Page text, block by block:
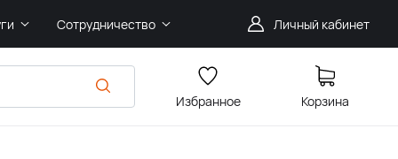
Сотрудничество Личный кабинет
Избранное Корзина